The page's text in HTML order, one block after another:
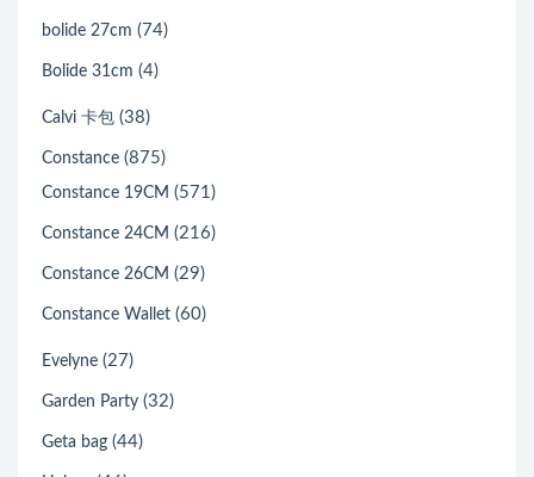
bolide 27cm (74)
Bolide 31cm (4)
Calvi 卡包 (38)
Constance (875)
Constance 19CM (571)
Constance 24CM (216)
Constance 26CM (29)
Constance Wallet (60)
Evelyne (27)
Garden Party (32)
Geta bag (44)